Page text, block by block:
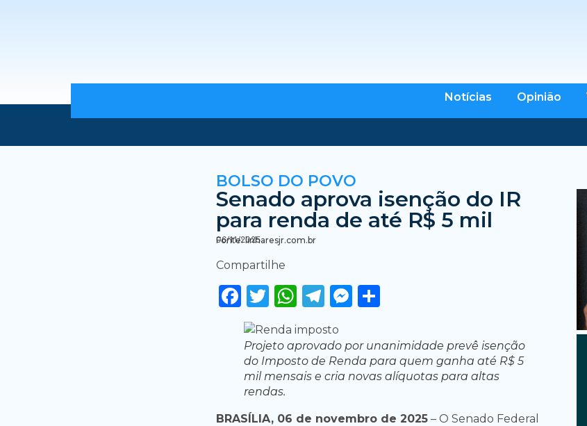
Notícias Opinião
BOLSO DO POVO
Senado aprova isenção do IR
para renda de até R$ 5 mil
Fonte: linharesjr.com.br
06/11/2025
Compartilhe
Facebook
Twitter
WhatsApp
Telegram
Messenger
Projeto aprovado por unanimidade prevê isenção
do Imposto de Renda para quem ganha até R$ 5
mil mensais e cria novas alíquotas para altas
rendas.
BRASÍLIA, 06 de novembro de 2025 – O Senado Federal